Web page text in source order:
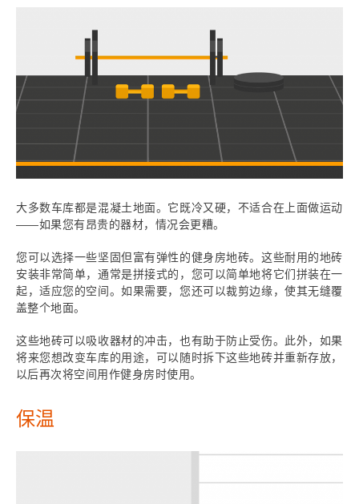
大多数车库都是混凝土地面。它既冷又硬，不适合在上面做运动
——如果您有昂贵的器材，情况会更糟。
您可以选择一些坚固但富有弹性的健身房地砖。这些耐用的地砖
安装非常简单，通常是拼接式的，您可以简单地将它们拼装在一
起，适应您的空间。如果需要，您还可以裁剪边缘，使其无缝覆
盖整个地面。
这些地砖可以吸收器材的冲击，也有助于防止受伤。此外，如果
将来您想改变车库的用途，可以随时拆下这些地砖并重新存放，
以后再次将空间用作健身房时使用。
保温